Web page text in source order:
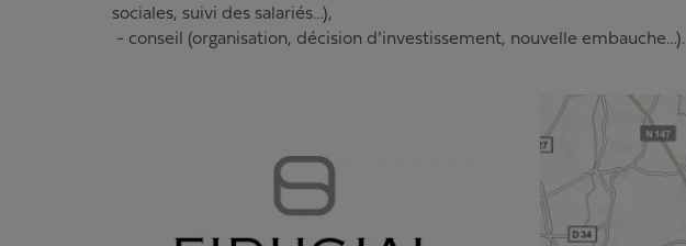
sociales, suivi des salariés…),
- conseil (organisation, décision d’investissement, nouvelle embauche…).